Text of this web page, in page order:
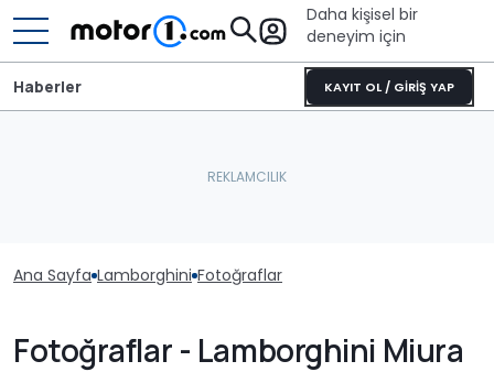
Daha kişisel bir
deneyim için
KAYIT OL / GİRİŞ YAP
Haberler
Ana Sayfa Lamborghini Fotoğraflar
Fotoğraflar - Lamborghini Miura